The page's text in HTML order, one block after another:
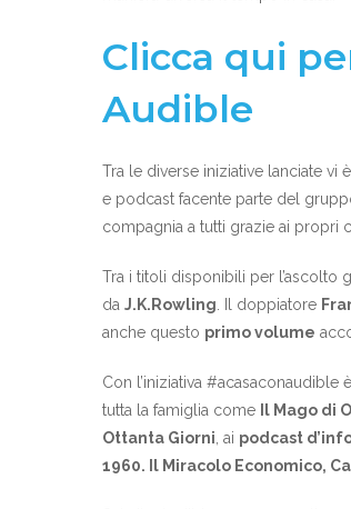
Clicca qui
Audible
Tra le diverse iniziative lanciate vi è
e podcast facente parte del
compagnia a tutti grazie ai propri
Tra i titoli disponibili per l’ascolto
da J.K.Rowling . Il doppiatore
anche questo primo volume
Con l’iniziativa
tutta la famiglia come
Il Mago di
Ottanta Giorni , ai podcast
1960. Il Miracolo Economico,